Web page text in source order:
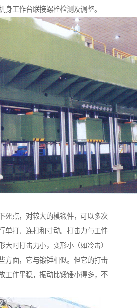
身工作台联接螺栓检测及调整。
死点，对较大的模锻件，可以多次
单打、连打和寸动。打击力与工件
大时打击力小，变形小（如冷击）
方面，它与锻锤相似。但它的打击
工作平稳，振动比锻锤小得多，不